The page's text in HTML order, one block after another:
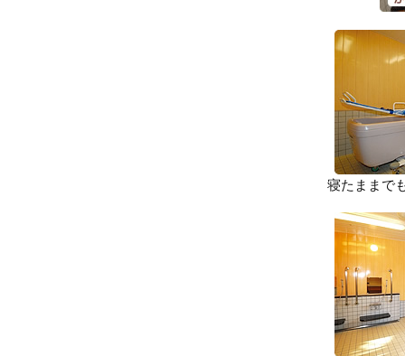
寝たままで